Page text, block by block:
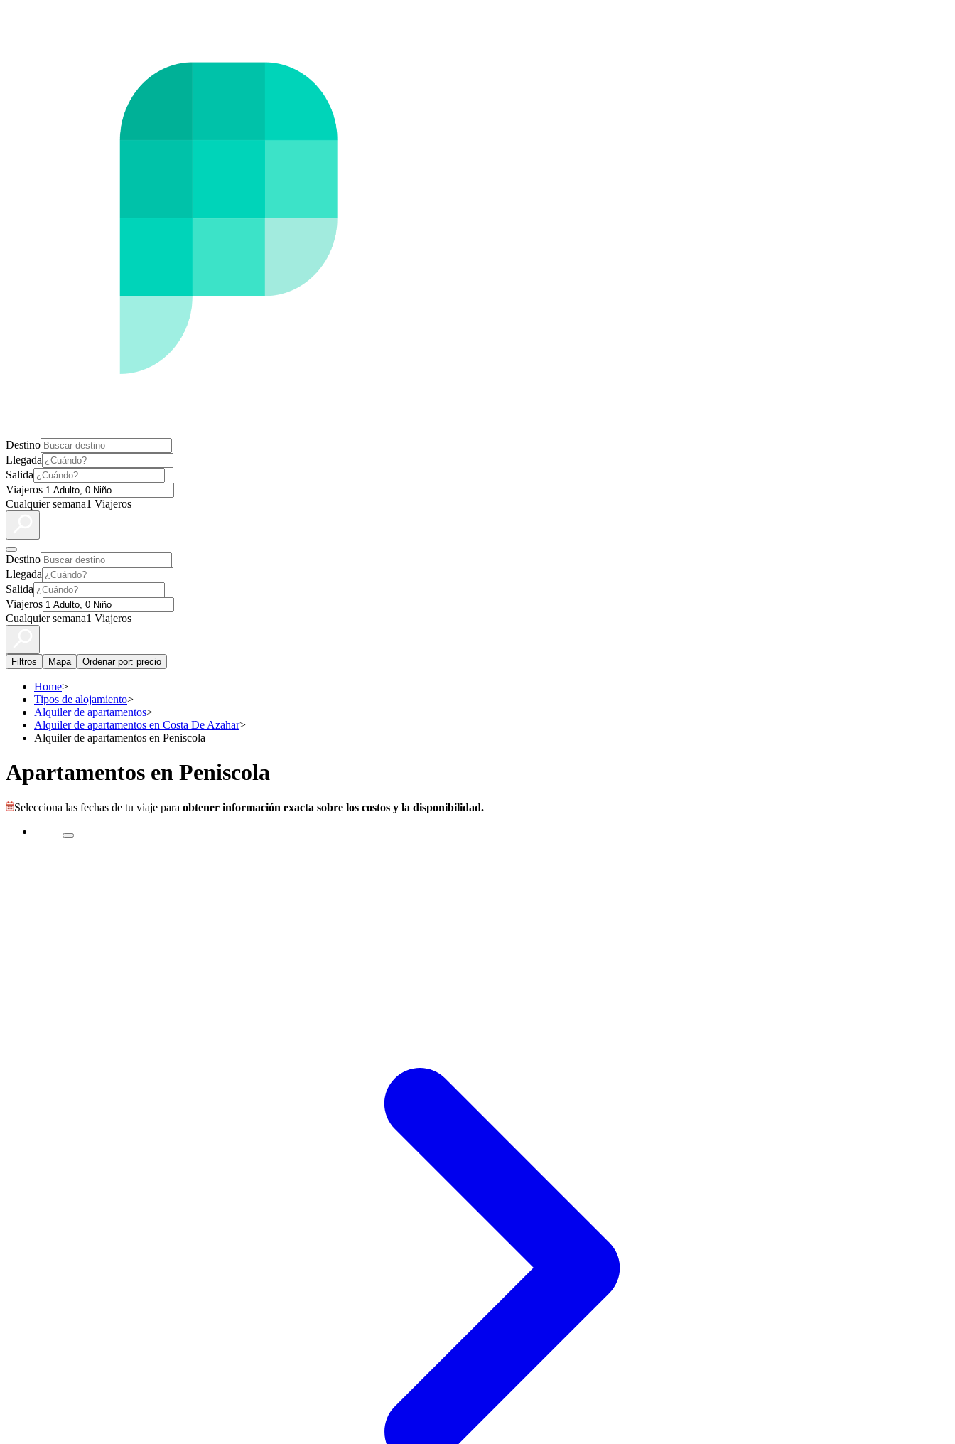
Destino
Llegada
Salida
Viajeros
Cualquier semana1 Viajeros
Destino
Llegada
Salida
Viajeros
Cualquier semana1 Viajeros
Filtros Mapa Ordenar por: precio
Home>
Tipos de alojamiento>
Alquiler de apartamentos>
Alquiler de apartamentos en Costa De Azahar>
Alquiler de apartamentos en Peniscola
Apartamentos en Peniscola
Selecciona las fechas de tu viaje para obtener información exacta sobre los costos y la disponibilidad.